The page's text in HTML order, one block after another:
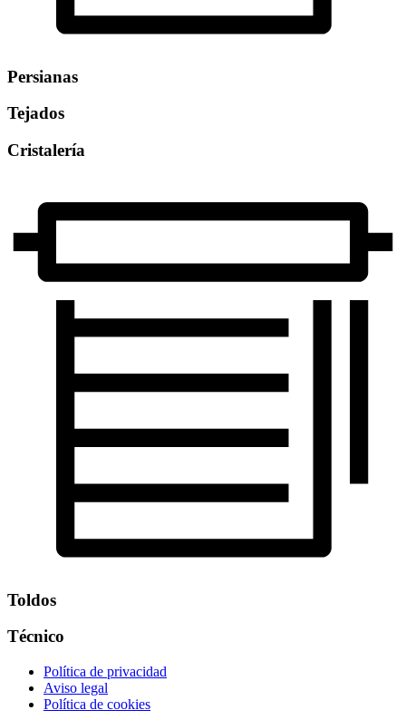
Persianas
Tejados
Cristalería
Toldos
Técnico
Política de privacidad
Aviso legal
Política de cookies